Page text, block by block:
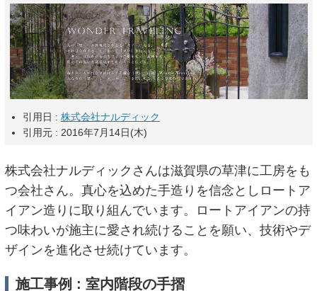
引用日 : 株式会社ナルディック
引用元 : 2016年7月14日(木)
株式会社ナルディックさんは滋賀県の草津に工房をも
つ会社さん。真心を込めた手造りを信念としロートア
イアン造りに取り組んでいます。ロートアイアンの持
つ味わいが施主に愛され続けることを願い、技術やデ
ザインを進化させ続けています。
施工事例 : 室内階段の手摺